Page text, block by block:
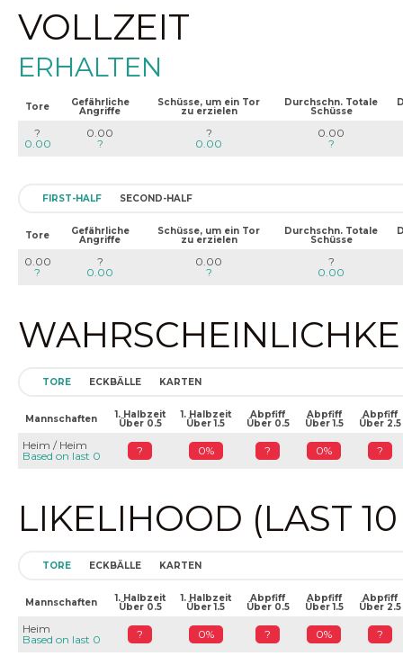
VOLLZEIT
ERHALTEN
Tore Gefährliche
Angriffe
Schüsse, um ein Tor
zu erzielen
Durchschn. Totale
Schüsse
?
0.00
0.00
?
?
0.00
0.00
?
FIRST-HALF SECOND-HALF
Tore Gefährliche
Angriffe
Schüsse, um ein Tor
zu erzielen
Durchschn. Totale
Schüsse
0.00
?
?
0.00
0.00
?
?
0.00
TORE ECKBÄLLE KARTEN
Mannschaften 1. Halbzeit
Über 0.5
1. Halbzeit
Über 1.5
Abpfiff
Über 0.5
Abpfiff
Über 1.5
Abpfiff
Über 2.5
Heim / Heim
Based on last 0
? 0% ? 0% ?
LIKELIHOOD (LAST
TORE ECKBÄLLE KARTEN
Mannschaften 1. Halbzeit
Über 0.5
1. Halbzeit
Über 1.5
Abpfiff
Über 0.5
Abpfiff
Über 1.5
Abpfiff
Über 2.5
Heim
Based on last 0
? 0% ? 0% ?